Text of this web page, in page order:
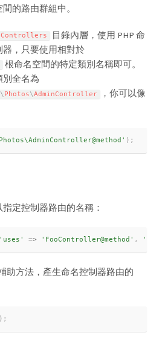
的路由群組中。
Controllers
目錄內層，使用 PHP 命
，只要使用相對於
根命名空間的特定類別名稱即可。
別全名為
\ Photos\AdminController
，你可以像
) ;
定控制器路由的名稱：
'uses' => 'FooController@method' , 'as'
助方法，產生命名控制器路由的
) ;